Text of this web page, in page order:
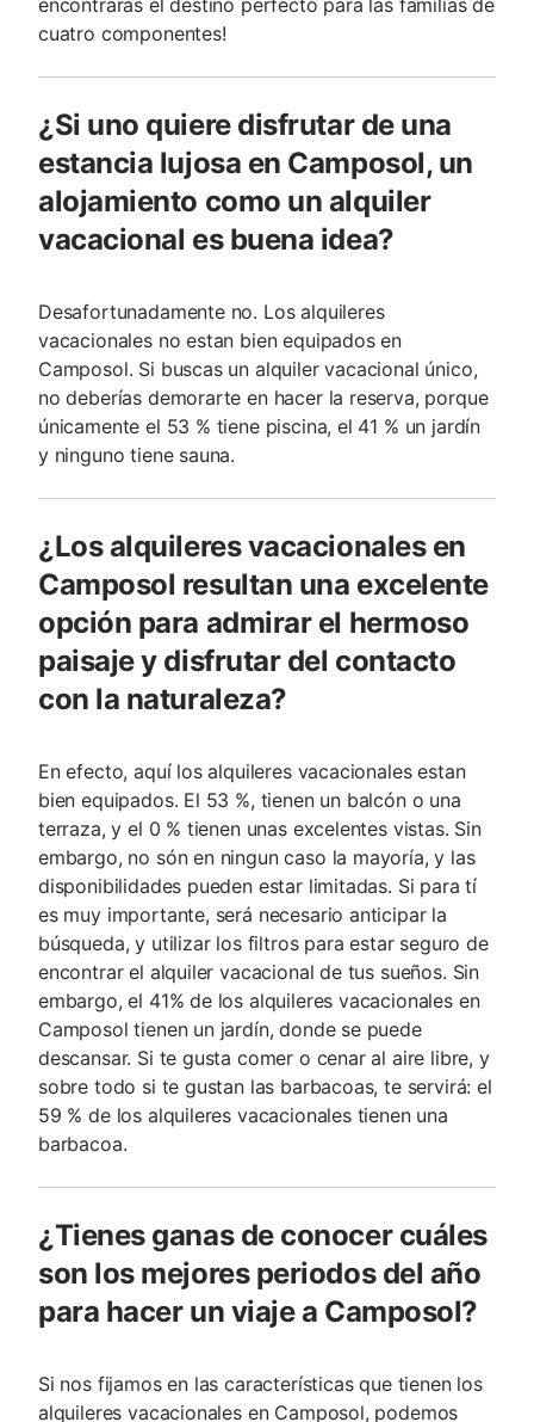
cuatro componentes!
¿Si uno quiere disfrutar de una
estancia lujosa en Camposol, un
alojamiento como un alquiler
vacacional es buena idea?
Desafortunadamente no. Los alquileres
vacacionales no estan bien equipados en
Camposol. Si buscas un alquiler vacacional único,
no deberías demorarte en hacer la reserva, porque
únicamente el 53 % tiene piscina, el 41 % un jardín
y ninguno tiene sauna.
¿Los alquileres vacacionales en
Camposol resultan una excelente
opción para admirar el hermoso
paisaje y disfrutar del contacto
con la naturaleza?
En efecto, aquí los alquileres vacacionales estan
bien equipados. El 53 %, tienen un balcón o una
terraza, y el 0 % tienen unas excelentes vistas. Sin
embargo, no són en ningun caso la mayoría, y las
disponibilidades pueden estar limitadas. Si para tí
es muy importante, será necesario anticipar la
búsqueda, y utilizar los filtros para estar seguro de
encontrar el alquiler vacacional de tus sueños. Sin
embargo, el 41% de los alquileres vacacionales en
Camposol tienen un jardín, donde se puede
descansar. Si te gusta comer o cenar al aire libre, y
sobre todo si te gustan las barbacoas, te servirá: el
59 % de los alquileres vacacionales tienen una
barbacoa.
¿Tienes ganas de conocer cuáles
son los mejores periodos del año
para hacer un viaje a Camposol?
Si nos fijamos en las características que tienen los
alquileres vacacionales en Camposol, podemos